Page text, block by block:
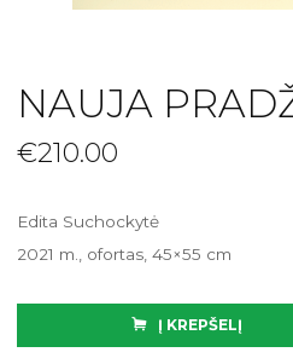
NAUJA
€210.00
Edita Suchockytė
2021 m., ofortas, 45×55 cm
Į KREPŠELĮ